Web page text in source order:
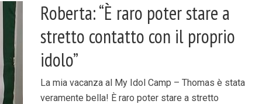
Roberta: “È raro poter stare a
stretto contatto con il proprio
idolo”
La mia vacanza al My Idol Camp – Thomas è stata
veramente bella! È raro poter stare a stretto